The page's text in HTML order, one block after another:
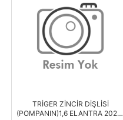
TRİGER ZİNCİR DİŞLİSİ
(POMPANIN)1,6 ELANTRA 2021-